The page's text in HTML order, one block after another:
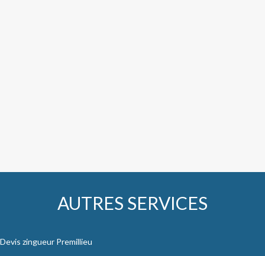
AUTRES SERVICES
Devis zingueur Premillieu